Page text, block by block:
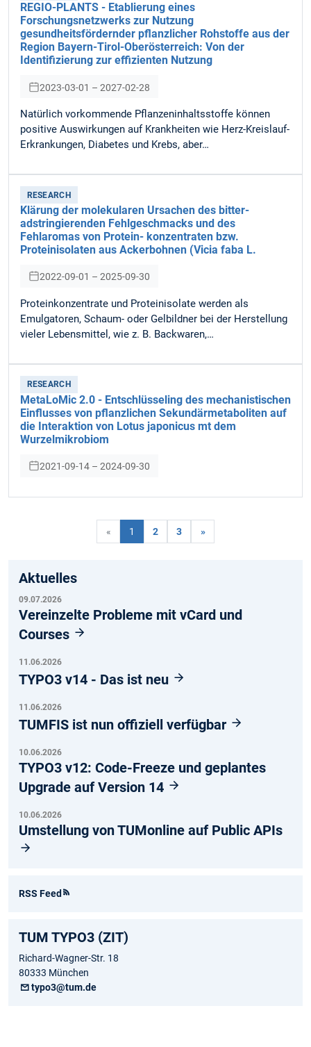
REGIO-PLANTS - Etablierung eines
Forschungsnetzwerks zur Nutzung
gesundheitsfördernder pflanzlicher Rohstoffe aus der
Region Bayern-Tirol-Oberösterreich: Von der
Identifizierung zur effizienten Nutzung
2023-03-01 – 2027-02-28
Natürlich vorkommende Pflanzeninhaltsstoffe können
positive Auswirkungen auf Krankheiten wie Herz-Kreislauf-
Erkrankungen, Diabetes und Krebs, aber…
RESEARCH
Klärung der molekularen Ursachen des bitter-
adstringierenden Fehlgeschmacks und des
Fehlaromas von Protein- konzentraten bzw.
Proteinisolaten aus Ackerbohnen (Vicia faba L.
2022-09-01 – 2025-09-30
Proteinkonzentrate und Proteinisolate werden als
Emulgatoren, Schaum- oder Gelbildner bei der Herstellung
vieler Lebensmittel, wie z. B. Backwaren,…
RESEARCH
MetaLoMic 2.0 - Entschlüsseling des mechanistischen
Einflusses von pflanzlichen Sekundärmetaboliten auf
die Interaktion von Lotus japonicus mt dem
Wurzelmikrobiom
2021-09-14 – 2024-09-30
« 1 2 3 »
Aktuelles
09.07.2026
Vereinzelte Probleme mit vCard und
Courses
11.06.2026
TYPO3 v14 - Das ist neu
11.06.2026
TUMFIS ist nun offiziell verfügbar
10.06.2026
TYPO3 v12: Code-Freeze und geplantes
Upgrade auf Version 14
10.06.2026
Umstellung von TUMonline auf Public APIs
RSS Feed
TUM TYPO3 (ZIT)
Richard-Wagner-Str. 18
80333 München
typo3@tum.de